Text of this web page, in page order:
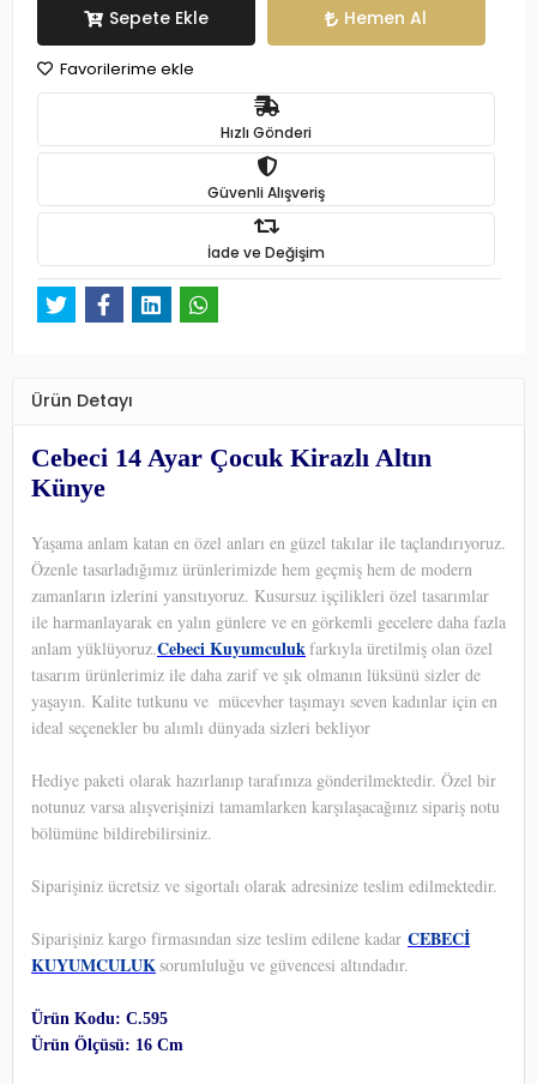
Sepete Ekle Hemen Al
Favorilerime ekle
Hızlı Gönderi
Güvenli Alışveriş
İade ve Değişim
Ürün Detayı
Cebeci 14 Ayar Çocuk Kirazlı Altın
Künye
Yaşama anlam katan en özel anları en güzel takılar ile taçlandırıyoruz.
Özenle tasarladığımız ürünlerimizde hem geçmiş hem de modern
zamanların izlerini yansıtıyoruz. Kusursuz işçilikleri özel tasarımlar
ile harmanlayarak en yalın günlere ve en görkemli gecelere daha fazla
anlam yüklüyoruz.Cebeci Kuyumculukfarkıyla üretilmiş olan özel
tasarım ürünlerimiz ile daha zarif ve şık olmanın lüksünü sizler de
yaşayın. Kalite tutkunu ve mücevher taşımayı seven kadınlar için en
ideal seçenekler bu alımlı dünyada sizleri bekliyor
Hediye paketi olarak hazırlanıp tarafınıza gönderilmektedir. Özel bir
notunuz varsa alışverişinizi tamamlarken karşılaşacağınız sipariş notu
bölümüne bildirebilirsiniz.
Siparişiniz ücretsiz ve sigortalı olarak adresinize teslim edilmektedir.
Siparişiniz kargo firmasından size teslim edilene kadar CEBECİ
KUYUMCULUKsorumluluğu ve güvencesi altındadır.
Ürün Kodu: C.595
Ürün Ölçüsü: 16 Cm